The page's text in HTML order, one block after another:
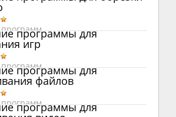
программы для
игр
программы для
файлов
программы для